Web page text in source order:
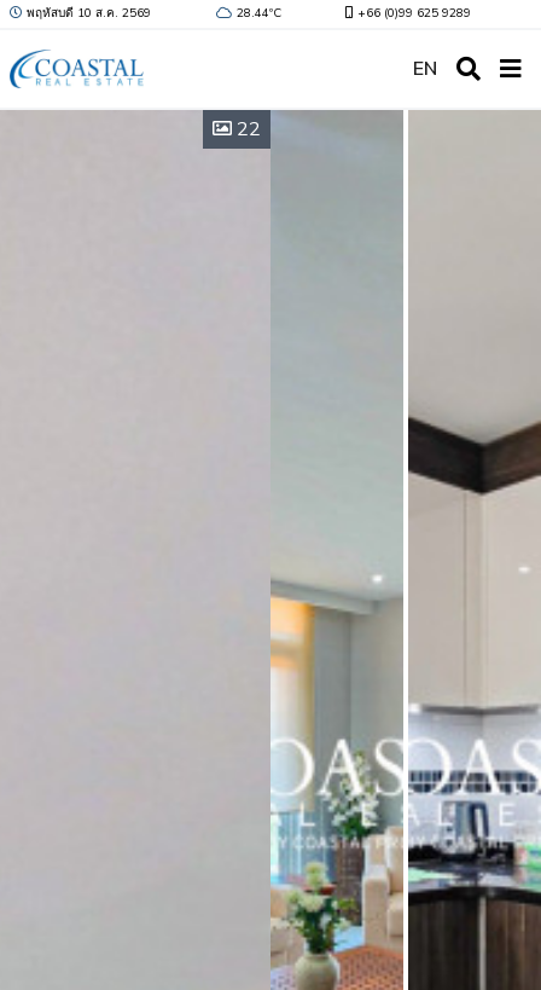
พฤหัสบดี 10 ส.ค. 2569 28.44ºC +66 (0)99 625 9289
EN
22